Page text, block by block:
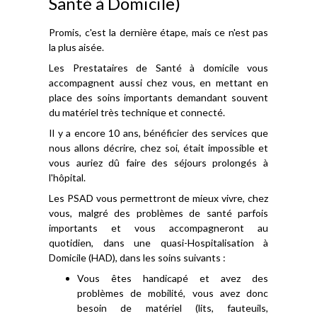
Promis, c'est la dernière étape, mais ce n'est pas
la plus aisée.
Les Prestataires de Santé à domicile vous
accompagnent aussi chez vous, en mettant en
place des soins importants demandant souvent
du matériel très technique et connecté.
Il y a encore 10 ans, bénéficier des services que
nous allons décrire, chez soi, était impossible et
vous auriez dû faire des séjours prolongés à
l'hôpital.
Les PSAD vous permettront de mieux vivre, chez
vous, malgré des problèmes de santé parfois
importants et vous accompagneront au
quotidien, dans une quasi-Hospitalisation à
Domicile (HAD), dans les soins suivants :
Vous êtes handicapé et avez des
problèmes de mobilité, vous avez donc
besoin de matériel (lits, fauteuils,